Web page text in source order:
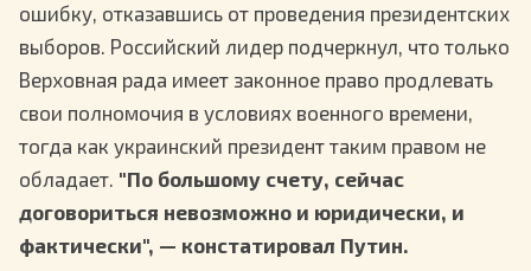
ошибку, отказавшись от проведения президентских
выборов. Российский лидер подчеркнул, что только
Верховная рада имеет законное право продлевать
свои полномочия в условиях военного времени,
тогда как украинский президент таким правом не
обладает. "По большому счету, сейчас
договориться невозможно и юридически, и
фактически", — констатировал Путин.